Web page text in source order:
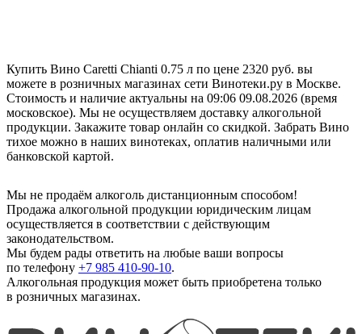
Купить Вино Caretti Chianti 0.75 л по цене 2320 руб. вы
можете в розничных магазинах сети Винотеки.ру в Москве.
Стоимость и наличие актуальны на 09:06 09.08.2026 (время
московское). Мы не осуществляем доставку алкогольной
продукции. Закажите товар онлайн со скидкой. Забрать Вино
тихое можно в наших винотеках, оплатив наличными или
банковской картой.
Мы не продаём алкоголь дистанционным способом!
Продажа алкогольной продукции юридическим лицам
осуществляется в соответствии с действующим
законодательством.
Мы будем рады ответить на любые ваши вопросы
по телефону +7 985 410-90-10.
Алкогольная продукция может быть приобретена только
в розничных магазинах.